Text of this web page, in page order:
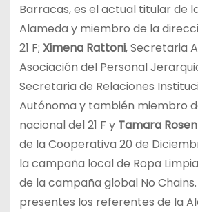
Barracas, es el actual titular de
Alameda y miembro de la
21 F; Ximena Rattoni, Secretaria
Asociación del Personal
Secretaria de Relaciones
Autónoma y también miembro
nacional del 21 F y Tamara
de la Cooperativa 20 de
la campaña local de Ropa
de la campaña global No
presentes los referentes de la